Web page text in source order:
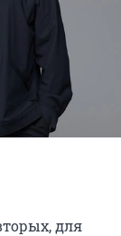
для